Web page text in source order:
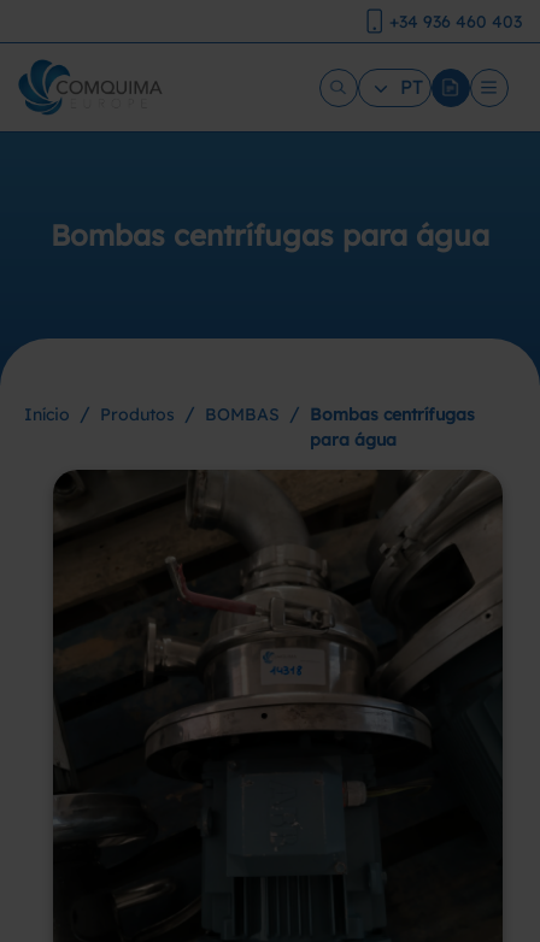
+34 936 460 403
PT
Bombas centrífugas para água
Início / Produtos / BOMBAS / Bombas centrífugas
para água